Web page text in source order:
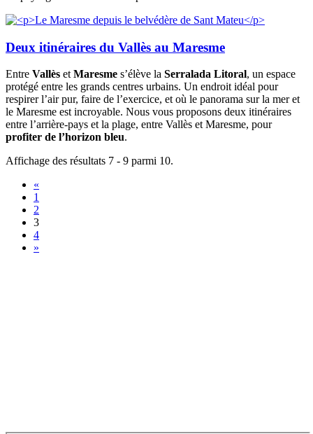
Deux itinéraires du Vallès au Maresme
Entre Vallès etMaresme s’élève la Serralada Litoral, un espace
protégé entre les grands centres urbains. Un endroit idéal pour
respirer l’air pur, faire de l’exercice, et où le panorama sur la mer et
le Maresme est incroyable. Nous vous proposons deux itinéraires
entre l’arrière-pays et la plage, entre Vallès et Maresme, pour
profiter de l’horizon bleu.
Affichage des résultats 7 - 9 parmi 10.
«
1
2
3
4
»